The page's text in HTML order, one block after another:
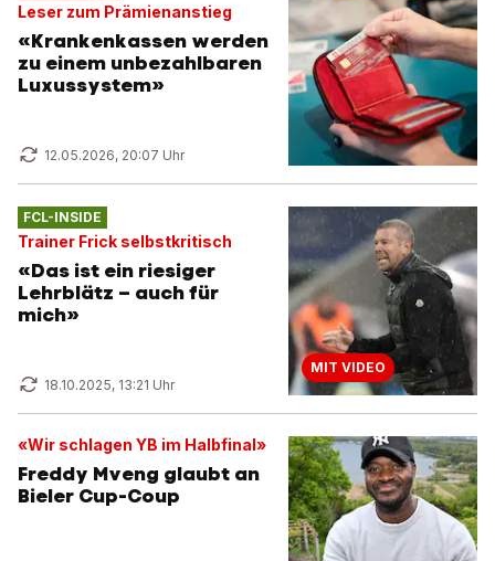
Leser zum Prämienanstieg
«Krankenkassen werden
zu einem unbezahlbaren
Luxussystem»
12.05.2026, 20:07 Uhr
FCL-INSIDE
Trainer Frick selbstkritisch
«Das ist ein riesiger
Lehrblätz – auch für
mich»
18.10.2025, 13:21 Uhr
MIT VIDEO
«Wir schlagen YB im Halbfinal»
Freddy Mveng glaubt an
Bieler Cup-Coup